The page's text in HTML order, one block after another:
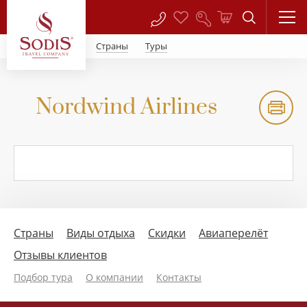
Страны Туры
Nordwind Airlines
Страны Виды отдыха Скидки
Авиаперелёт
Отзывы клиентов
Подбор тура О компании Контакты